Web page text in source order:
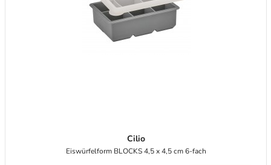
Cilio
Eiswürfelform BLOCKS 4,5 x 4,5 cm 6-fach